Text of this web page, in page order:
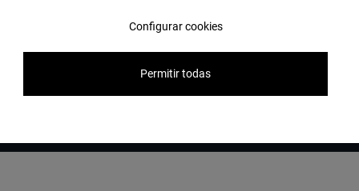
Configurar cookies
Permitir todas